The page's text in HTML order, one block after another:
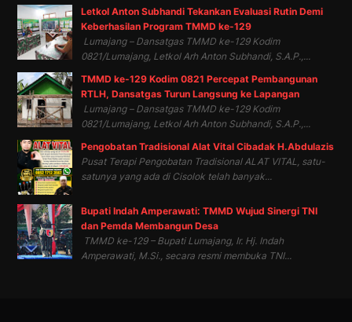
Letkol Anton Subhandi Tekankan Evaluasi Rutin Demi
Keberhasilan Program TMMD ke-129
Lumajang – Dansatgas TMMD ke-129 Kodim
0821/Lumajang, Letkol Arh Anton Subhandi, S.A.P.,...
TMMD ke-129 Kodim 0821 Percepat Pembangunan
RTLH, Dansatgas Turun Langsung ke Lapangan
Lumajang – Dansatgas TMMD ke-129 Kodim
0821/Lumajang, Letkol Arh Anton Subhandi, S.A.P.,...
Pengobatan Tradisional Alat Vital Cibadak H.Abdulazis
Pusat Terapi Pengobatan Tradisional ALAT VITAL, satu-
satunya yang ada di Cisolok telah banyak...
Bupati Indah Amperawati: TMMD Wujud Sinergi TNI
dan Pemda Membangun Desa
TMMD ke-129 – Bupati Lumajang, Ir. Hj. Indah
Amperawati, M.Si., secara resmi membuka TNI...